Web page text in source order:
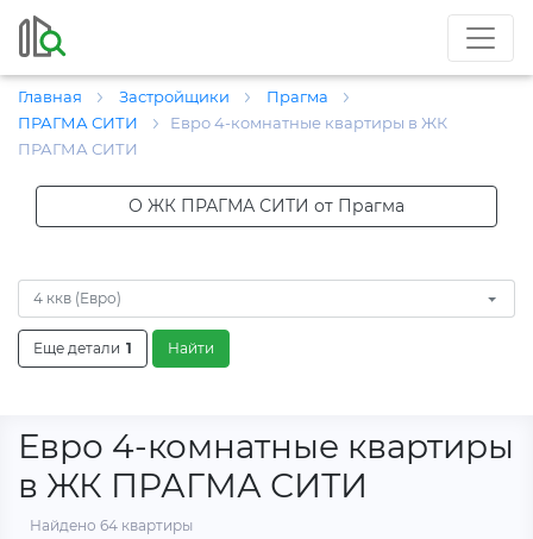
Главная Застройщики
Прагма
ПРАГМА СИТИ
Евро 4-комнатные квартиры в ЖК
ПРАГМА СИТИ
О ЖК ПРАГМА СИТИ от Прагма
4 ккв (Евро)
Еще детали 1 Найти
Евро 4-комнатные квартиры
в ЖК ПРАГМА СИТИ
Найдено 64 квартиры